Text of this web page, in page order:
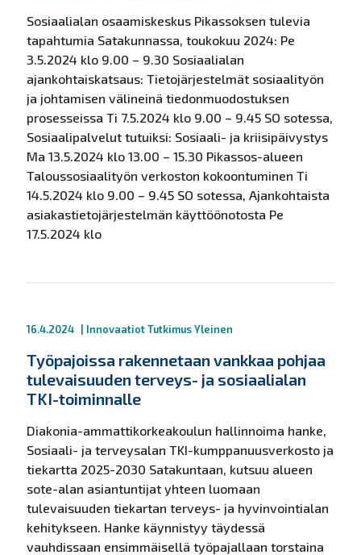
Sosiaalialan osaamiskeskus Pikassoksen tulevia
tapahtumia Satakunnassa, toukokuu 2024: Pe
3.5.2024 klo 9.00 – 9.30 Sosiaalialan
ajankohtaiskatsaus: Tietojärjestelmät sosiaalityön
ja johtamisen välineinä tiedonmuodostuksen
prosesseissa Ti 7.5.2024 klo 9.00 – 9.45 SO sotessa,
Sosiaalipalvelut tutuiksi: Sosiaali- ja kriisipäivystys
Ma 13.5.2024 klo 13.00 – 15.30 Pikassos-alueen
Taloussosiaalityön verkoston kokoontuminen Ti
14.5.2024 klo 9.00 – 9.45 SO sotessa, Ajankohtaista
asiakastietojärjestelmän käyttöönotosta Pe
17.5.2024 klo
16.4.2024 InnovaatiotTutkimusYleinen
Työpajoissa rakennetaan vankkaa pohjaa
tulevaisuuden terveys- ja sosiaalialan
TKI-toiminnalle
Diakonia-ammattikorkeakoulun hallinnoima hanke,
Sosiaali- ja terveysalan TKI-kumppanuusverkosto ja
tiekartta 2025-2030 Satakuntaan, kutsuu alueen
sote-alan asiantuntijat yhteen luomaan
tulevaisuuden tiekartan terveys- ja hyvinvointialan
kehitykseen. Hanke käynnistyy täydessä
vauhdissaan ensimmäisellä työpajallaan torstaina